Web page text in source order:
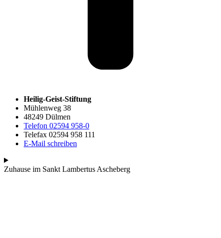
Heilig-Geist-Stiftung
Mühlenweg 38
48249 Dülmen
Telefon 02594 958-0
Telefax 02594 958 111
E-Mail schreiben
Zuhause im Sankt Lambertus Ascheberg